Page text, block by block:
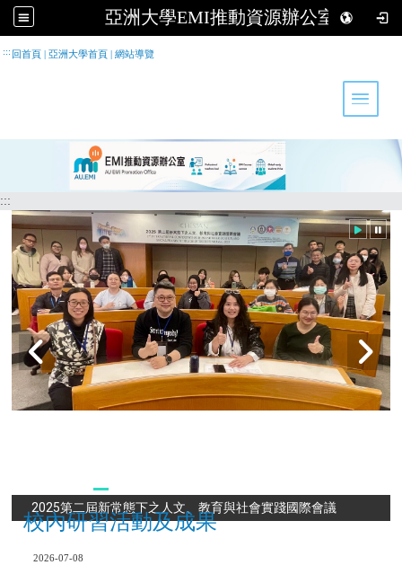
亞洲大學EMI推動資源辦公室
::: 回首頁 |亞洲大學首頁 |網站導覽
Toggle
:::
2025第二屆新常態下之人文、教育與社會實踐國際會議
校內研習活動及成果
2026-07-08